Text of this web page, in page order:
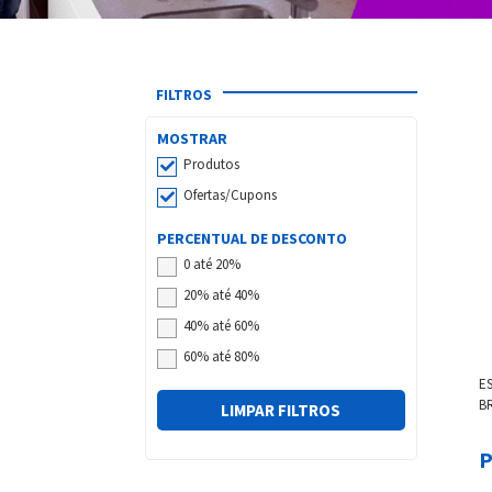
FILTROS
MOSTRAR
Produtos
Ofertas/Cupons
PERCENTUAL DE DESCONTO
0 até 20%
20% até 40%
40% até 60%
60% até 80%
LIMPAR FILTROS